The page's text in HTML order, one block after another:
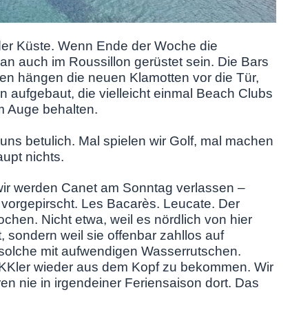
Küste. Wenn Ende der Woche die
auch im Roussillon gerüstet sein. Die Bars
hängen die neuen Klamotten vor die Tür,
aufgebaut, die vielleicht einmal Beach Clubs
Auge behalten.
betulich. Mal spielen wir Golf, mal machen
nichts.
werden Canet am Sonntag verlassen –
Les Bacarès. Leucate. Der
Nicht etwa, weil es nördlich von hier
sondern weil sie offenbar zahllos auf
mit aufwendigen Wasserrutschen.
wieder aus dem Kopf zu bekommen. Wir
nie in irgendeiner Feriensaison dort. Das